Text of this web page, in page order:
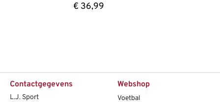
€36,99
Contactgegevens
L.J. Sport
Webshop
Voetbal